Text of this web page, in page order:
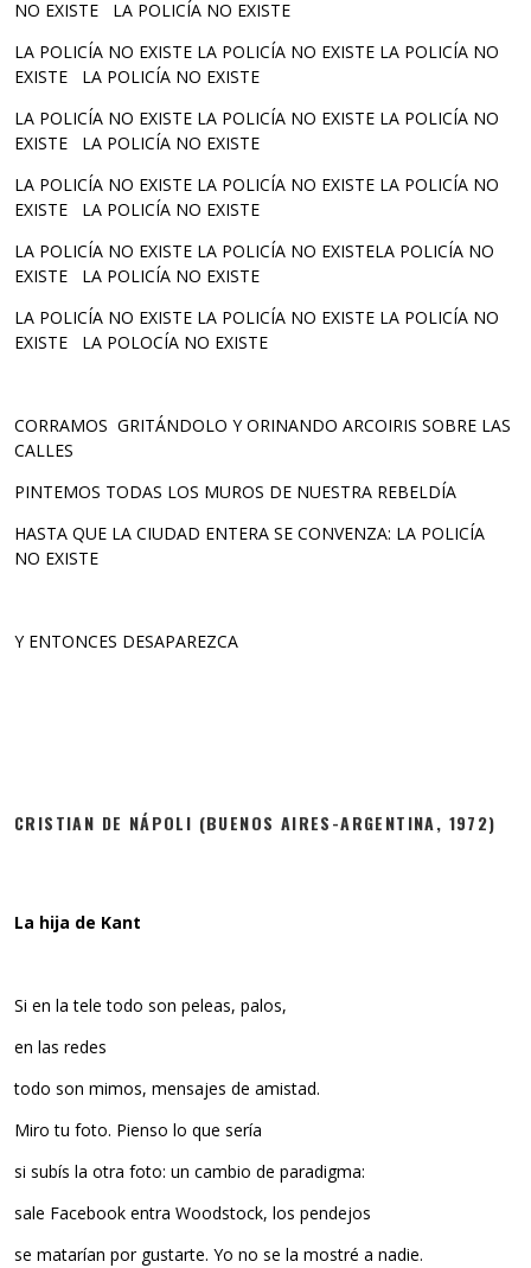
NO EXISTE LA POLICÍA NO EXISTE
LA POLICÍA NO EXISTE LA POLICÍA NO EXISTE LA POLICÍA NO
EXISTE LA POLICÍA NO EXISTE
LA POLICÍA NO EXISTE LA POLICÍA NO EXISTE LA POLICÍA NO
EXISTE LA POLICÍA NO EXISTE
LA POLICÍA NO EXISTE LA POLICÍA NO EXISTE LA POLICÍA NO
EXISTE LA POLICÍA NO EXISTE
LA POLICÍA NO EXISTE LA POLICÍA NO EXISTELA POLICÍA NO
EXISTE LA POLICÍA NO EXISTE
LA POLICÍA NO EXISTE LA POLICÍA NO EXISTE LA POLICÍA NO
EXISTE LA POLOCÍA NO EXISTE
CORRAMOS GRITÁNDOLO Y ORINANDO ARCOIRIS SOBRE LAS
CALLES
PINTEMOS TODAS LOS MUROS DE NUESTRA REBELDÍA
HASTA QUE LA CIUDAD ENTERA SE CONVENZA: LA POLICÍA
NO EXISTE
Y ENTONCES DESAPAREZCA
CRISTIAN DE NÁPOLI (BUENOS AIRES-ARGENTINA, 1972)
La hija de Kant
Si en la tele todo son peleas, palos,
en las redes
todo son mimos, mensajes de amistad.
Miro tu foto. Pienso lo que sería
si subís la otra foto: un cambio de paradigma:
sale Facebook entra Woodstock, los pendejos
se matarían por gustarte. Yo no se la mostré a nadie.